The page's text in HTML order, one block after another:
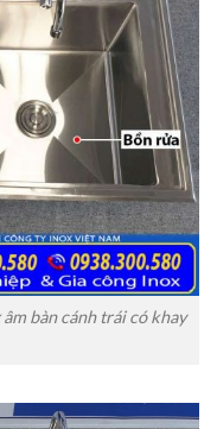
bàn cánh trái có khay